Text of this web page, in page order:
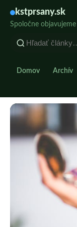
kstprsany.sk
Spoločne
Domov Archív